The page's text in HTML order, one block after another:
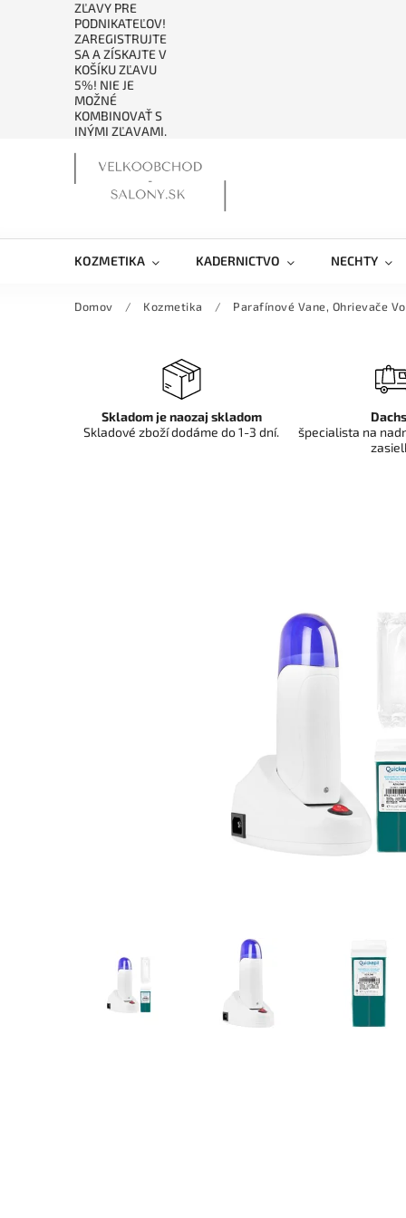
ZĽAVY PRE
PODNIKATEĽOV!
ZAREGISTRUJTE
SA A ZÍSKAJTE V
KOŠÍKU ZĽAVU
5%! NIE JE
MOŽNÉ
KOMBINOVAŤ S
INÝMI ZĽAVAMI.
KOZMETIKA KADERNICTVO NECHTY
Domov / Kozmetika / Parafínové Vane, Ohrievače
Skladom je naozaj skladom
Skladové zboží dodáme do 1-3 dní.
špecialista na